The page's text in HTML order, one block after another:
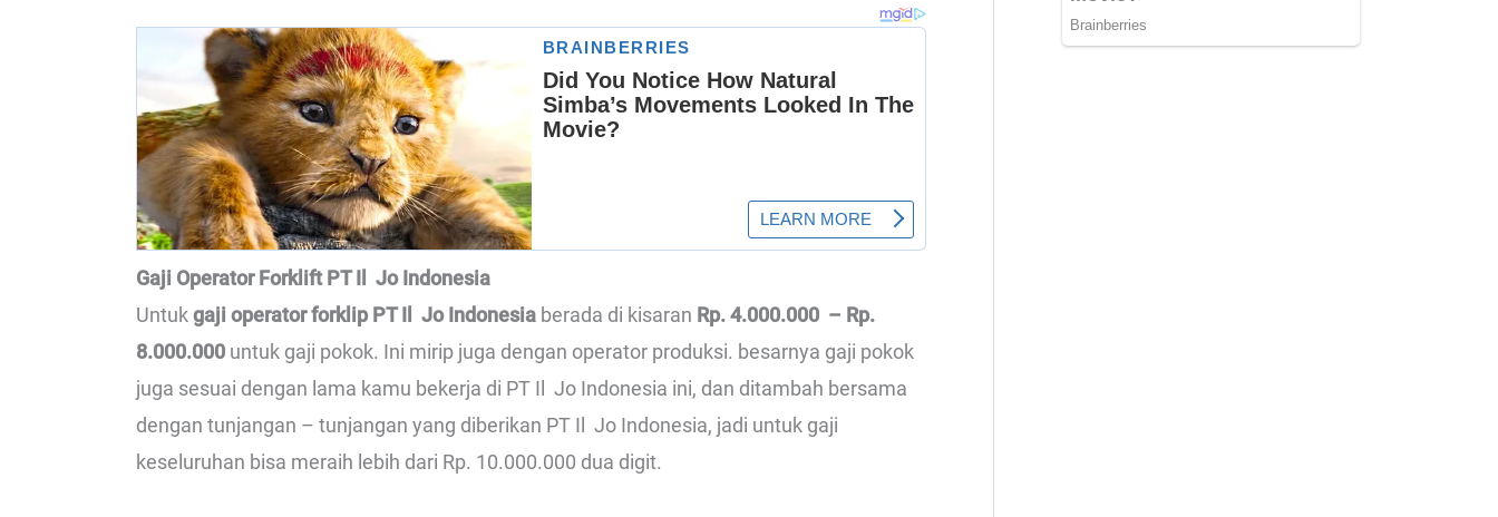
Gaji Operator Forklift PT Il Jo Indonesia
Untukgaji operator forklip PT Il Jo Indonesia berada di kisaran Rp. 4.000.000 – Rp.
8.000.000 untuk gaji pokok. Ini mirip juga dengan operator produksi. besarnya gaji pokok
juga sesuai dengan lama kamu bekerja di PT Il Jo Indonesia ini, dan ditambah bersama
dengan tunjangan – tunjangan yang diberikan PT Il Jo Indonesia, jadi untuk gaji
keseluruhan bisa meraih lebih dari Rp. 10.000.000 dua digit.